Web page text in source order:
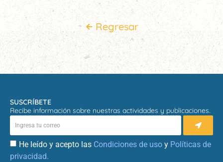
Regresar
SUSCRÍBETE
Recibe información sobre nuestras actividades y publicaciones.
He leído y acepto las Condiciones de uso y Políticas de
privacidad.